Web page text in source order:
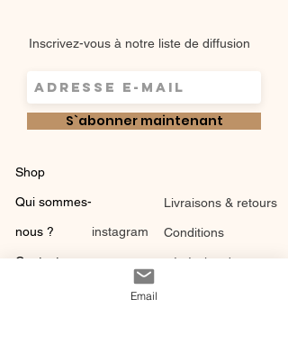
Inscrivez-vous à notre liste de diffusion
S`abonner maintenant
Shop
Qui sommes-
nous ?
Contact
instagram
Livraisons & retours
Conditions
générales de vente
Email